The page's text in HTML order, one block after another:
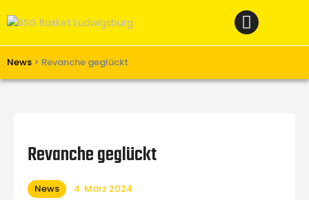
News > Revanche geglückt
Verein
Unterstützen
Links
Revanche geglückt
News 4. März 2024